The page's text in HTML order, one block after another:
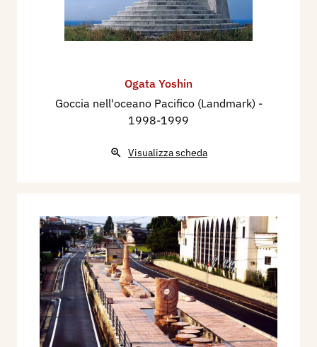
Ogata Yoshin
Goccia nell'oceano Pacifico (Landmark) -
1998-1999
Visualizza scheda